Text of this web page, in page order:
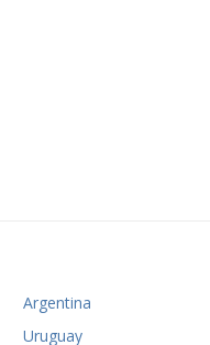
Argentina
Uruguay